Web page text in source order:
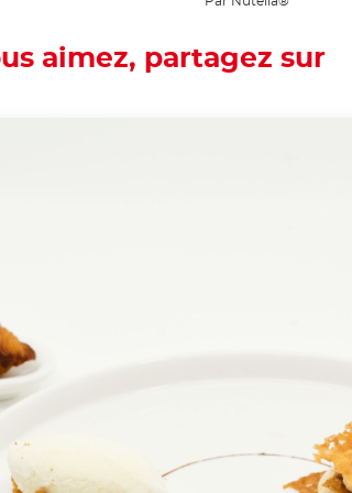
aimez, partagez sur